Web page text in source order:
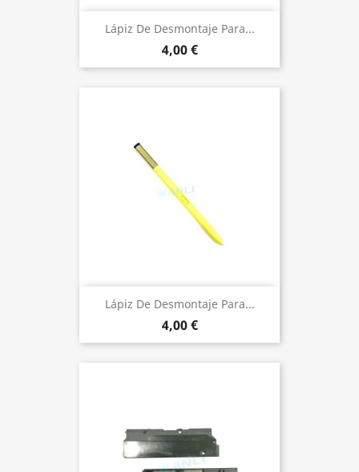
Lápiz De Desmontaje Para...
4,00 €
Lápiz De Desmontaje Para...
4,00 €